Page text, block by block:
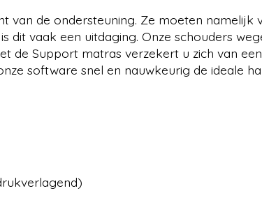
van de ondersteuning. Ze moeten
dit vaak een uitdaging. Onze schouders
de Support matras verzekert u zich van
software snel en nauwkeurig de ideale